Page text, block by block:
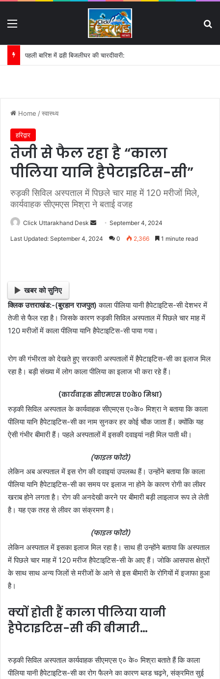
पहली बारिश में ढही बिजलीघर की चारदीवारी:
Home /स्वास्थ्य
हरिद्वार
तेजी से फैल रहा है “काला
पीलिया यानि हैपेटाइटिस-सी”
रुड़की सिविल अस्पताल में पिछले चार माह में 120 मरीजों मिले,
कार्यवाहक सीएमएस मिश्रा ने बताई वजह
Click Uttarakhand Desk
e
m
a
i
September 4, 2024
Last Updated: September 4, 2024 0 2,366 1 minute read
खबर को सुनिए
क्लिक उत्तराखंड:-(बुरहान राजपुत) काला पीलिया यानी हैपेटाइटिस-सी देशभर में
तेजी से फैल रहा है। जिसके कारण रुड़की सिविल अस्पताल में पिछले चार माह में
120 मरीजों में काला पीलिया यानि हैपेटाइटिस-सी पाया गया।
रोग की गंभीरता को देखते हुए सरकारी अस्पतालों में हैपेटाइटिस-सी का इलाज मिल
रहा है। बड़ी संख्या में लोग काला पीलिया का इलाज भी करा रहे हैं।
(कार्यवाहक सीएमएस ए०के० मिश्रा)
रुड़की सिविल अस्पताल के कार्यवाहक सीएमएस ए०के० मिश्रा ने बताया कि काला
पीलिया यानि हैपेटाइटिस-सी का नाम सुनकर हर कोई चौक जाता हैं। क्योंकि यह
ऐसी गंभीर बीमारी हैं। पहले अस्पतालों में इसकी दवाइयां नही मिल पाती थी।
(फाइल फोटो)
लेकिन अब अस्पताल में इस रोग की दवाइयां उपलब्ध हैं। उन्होंने बताया कि काला
पीलिया यानि हैपेटाइटिस-सी का समय पर इलाज ना होने के कारण रोगी का लीवर
खराब होने लगता है। रोग की अनदेखी करने पर बीमारी बड़ी लाइलाज रूप ले लेती
है। यह एक तरह से लीवर का संक्रमण है।
(फाइल फोटो)
लेकिन अस्पताल में इसका इलाज मिल रहा है। साथ ही उन्होंने बताया कि अस्पताल
में पिछले चार माह में 120 मरीज हैपेटाइटिस-सी के आए हैं। जोकि आसपास क्षेत्रों
के साथ साथ अन्य जिलों से मरीजों के आने से इस बीमारी के रोगियों में इजाफा हुआ
है।
क्यों होती हैं काला पीलिया यानी
हैपेटाइटिस-सी की बीमारी…
रुड़की सिविल अस्पताल कार्यवाहक सीएमएस ए० के० मिश्रा बताते हैं कि काला
पीलिया यानी हैपेटाइटिस-सी का रोग फैलने का कारण ब्लड चढ़ने, संक्रमित सुई